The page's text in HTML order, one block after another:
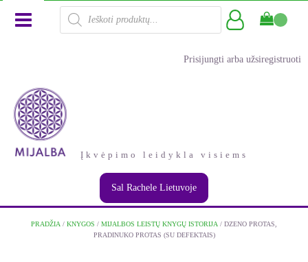
Products
search
Prisijungti arba užsiregistruoti
Įkvėpimo leidykla visiems
Sal Rachele Lietuvoje
PRADŽIA / KNYGOS / MIJALBOS LEISTŲ KNYGŲ ISTORIJA / DZENO PROTAS,
PRADINUKO PROTAS (SU DEFEKTAIS)